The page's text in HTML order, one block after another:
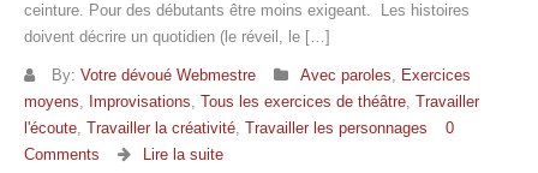
ceinture. Pour des débutants être moins exigeant. Les histoires
doivent décrire un quotidien (le réveil, le […]
By: Votre dévoué Webmestre Avec paroles, Exercices
moyens, Improvisations, Tous les exercices de théâtre, Travailler
l'écoute, Travailler la créativité, Travailler les personnages
0
Comments
Lire la suite